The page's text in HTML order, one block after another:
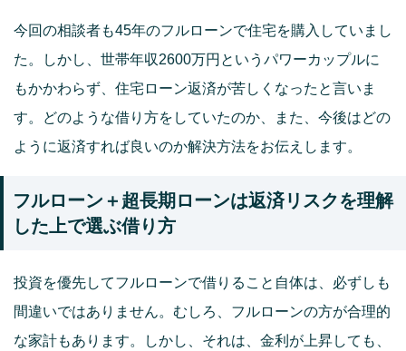
今回の相談者も45年のフルローンで住宅を購入していまし
た。しかし、世帯年収2600万円というパワーカップルに
もかかわらず、住宅ローン返済が苦しくなったと言いま
す。どのような借り方をしていたのか、また、今後はどの
ように返済すれば良いのか解決方法をお伝えします。
フルローン＋超長期ローンは返済リスクを理解
した上で選ぶ借り方
投資を優先してフルローンで借りること自体は、必ずしも
間違いではありません。むしろ、フルローンの方が合理的
な家計もあります。しかし、それは、金利が上昇しても、